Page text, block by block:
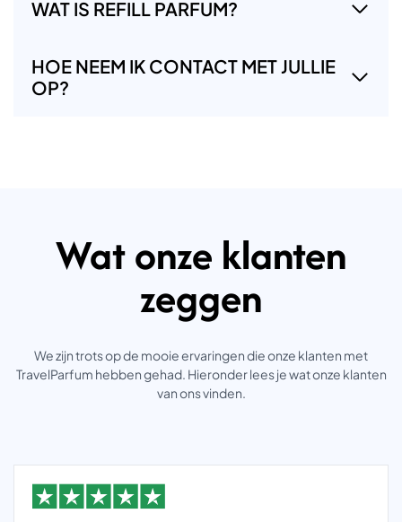
WAT IS REFILL PARFUM?
HOE NEEM IK CONTACT MET JULLIE
OP?
Wat onze klanten
zeggen
We zijn trots op de mooie ervaringen die onze klanten met
TravelParfum hebben gehad. Hieronder lees je wat onze klanten
van ons vinden.